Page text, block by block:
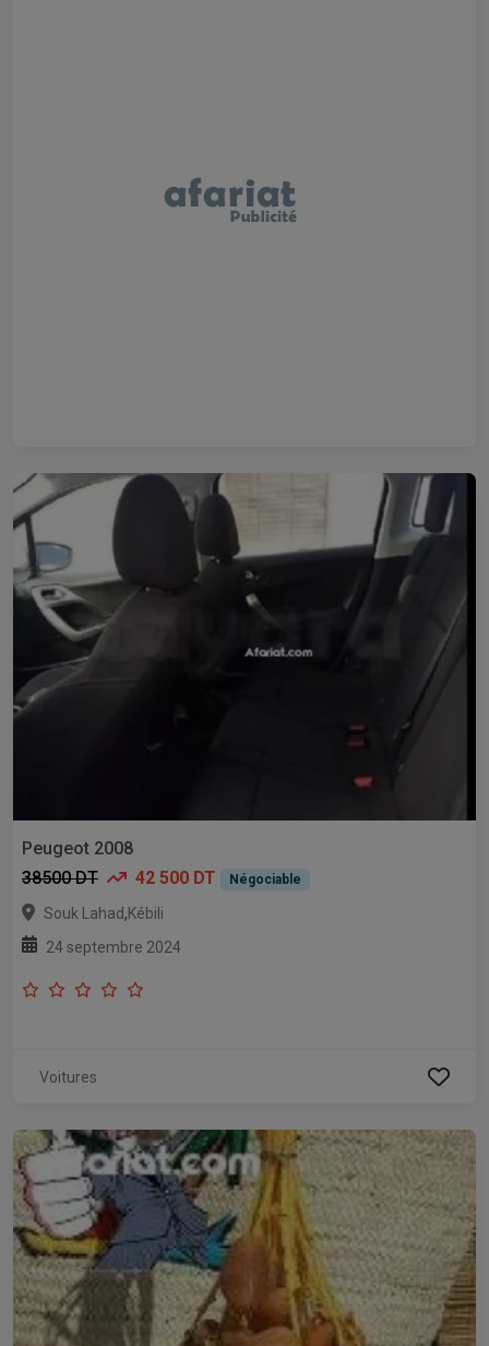
Peugeot 2008
38500 DT
42 500 DT Négociable
Souk Lahad,Kébili
24 septembre 2024
Voitures